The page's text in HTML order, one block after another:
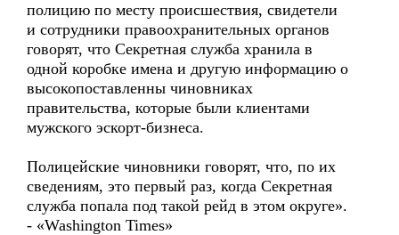
полицию по месту происшествия, свидетели
и сотрудники правоохранительных органов
говорят, что Секретная служба хранила в
одной коробке имена и другую информацию о
высокопоставленны чиновниках
правительства, которые были клиентами
мужского эскорт-бизнеса.
Полицейские чиновники говорят, что, по их
сведениям, это первый раз, когда Секретная
служба попала под такой рейд в этом округе».
- «Washington Times»